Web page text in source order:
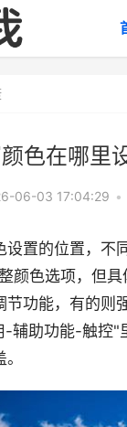
色在哪里
06-03 17:04:29 •
设置的位置，不
颜色选项，但
节功能，有的则
辅助功能-触控"